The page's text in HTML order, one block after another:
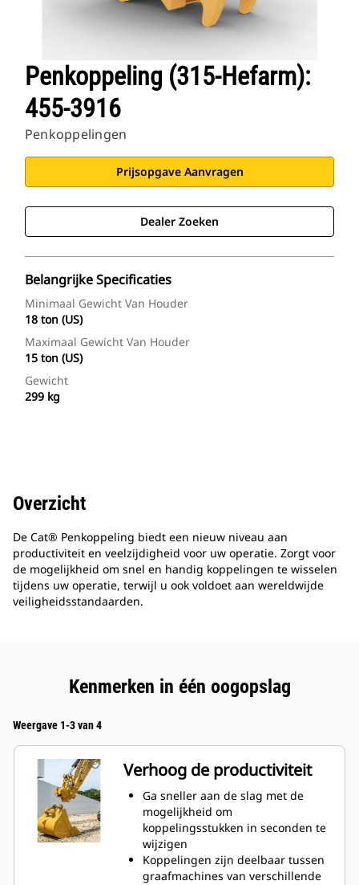
Penkoppeling (315-Hefarm):
455-3916
Penkoppelingen
Prijsopgave Aanvragen
Dealer Zoeken
Belangrijke Specificaties
Minimaal Gewicht Van Houder
18 ton (US)
Maximaal Gewicht Van Houder
15 ton (US)
Gewicht
299 kg
Overzicht
De Cat® Penkoppeling biedt een nieuw niveau aan
productiviteit en veelzijdigheid voor uw operatie. Zorgt voor
de mogelijkheid om snel en handig koppelingen te wisselen
tijdens uw operatie, terwijl u ook voldoet aan wereldwijde
veiligheidsstandaarden.
Kenmerken in één oogopslag
Weergave 1-3 van 4
Verhoog de productiviteit
Ga sneller aan de slag met de
mogelijkheid om
koppelingsstukken in seconden te
wijzigen
Koppelingen zijn deelbaar tussen
graafmachines van verschillende